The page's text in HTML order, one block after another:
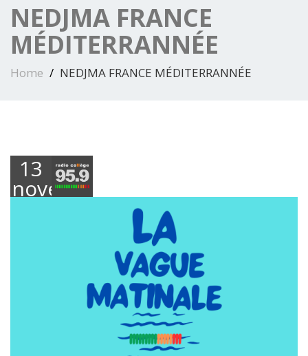
NEDJMA FRANCE
MÉDITERRANNÉE
Home NEDJMA FRANCE MÉDITERRANNÉE
13
novembre